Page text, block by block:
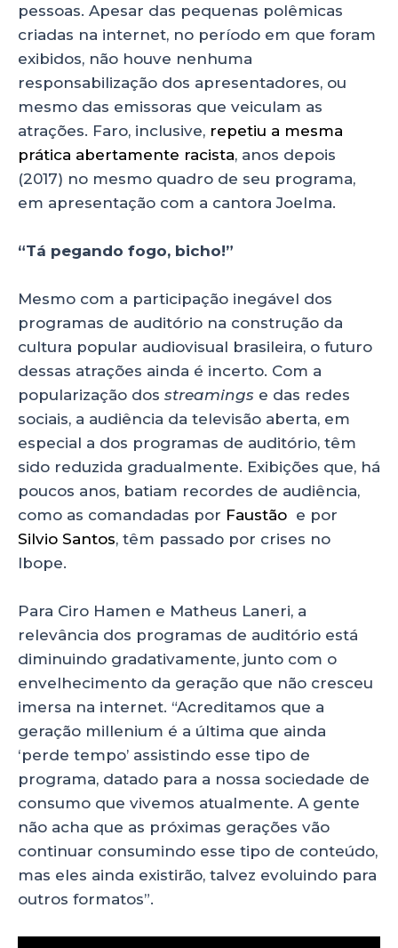
pessoas. Apesar das pequenas polêmicas
criadas na internet, no período em que foram
exibidos, não houve nenhuma
responsabilização dos apresentadores, ou
mesmo das emissoras que veiculam as
atrações. Faro, inclusive, repetiu a mesma
prática abertamente racista, anos depois
(2017) no mesmo quadro de seu programa,
em apresentação com a cantora Joelma.
“Tá pegando fogo, bicho!”
Mesmo com a participação inegável dos
programas de auditório na construção da
cultura popular audiovisual brasileira, o futuro
dessas atrações ainda é incerto. Com a
popularização dos streamings e das redes
sociais, a audiência da televisão aberta, em
especial a dos programas de auditório, têm
sido reduzida gradualmente. Exibições que, há
poucos anos, batiam recordes de audiência,
como as comandadas por Faustão e por
Silvio Santos, têm passado por crises no
Ibope.
Para Ciro Hamen e Matheus Laneri, a
relevância dos programas de auditório está
diminuindo gradativamente, junto com o
envelhecimento da geração que não cresceu
imersa na internet. “Acreditamos que a
geração millenium é a última que ainda
‘perde tempo’ assistindo esse tipo de
programa, datado para a nossa sociedade de
consumo que vivemos atualmente. A gente
não acha que as próximas gerações vão
continuar consumindo esse tipo de conteúdo,
mas eles ainda existirão, talvez evoluindo para
outros formatos”.